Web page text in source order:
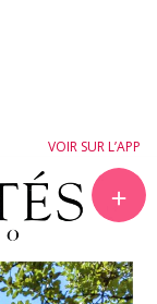
VOIR SUR L’APP
＋